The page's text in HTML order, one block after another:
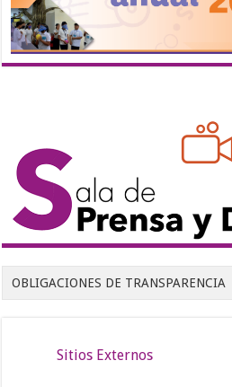
OBLIGACIONES DE TRANSPARENCIA
Sitios Externos